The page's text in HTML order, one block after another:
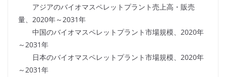
アジアのバイオマスペレットプラント売上高・販売
量、2020年～2031年
中国のバイオマスペレットプラント市場規模、2020年
～2031年
日本のバイオマスペレットプラント市場規模、2020年
～2031年